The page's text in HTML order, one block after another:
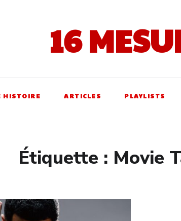
16
HISTOIRE ARTICLES PLAYLISTS
Étiquette : Movie